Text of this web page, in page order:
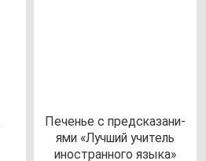
Печенье с пред­ска­за­ни­
ями «Луч­ший учи­тель
инос­тран­но­го язы­ка»